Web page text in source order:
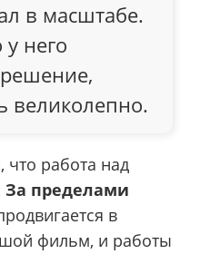
в масштабе.
у него
великолепно.
что работа над
За пределами
в
фильм, и работы